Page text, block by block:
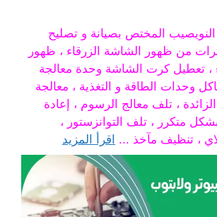
المختص بصيانة و تصليح
من ظهور الشاشة الزرقاء ، ظهور
، تعطيل كرت الشاشة وحدة معالجة
وحدات الطاقة و التغذية ، معالجة
، تلف معالج الرسوم ، إعادة
متكرر ، تلف التوانزستور ،
، تنظيف مآخذ ... اقرأ المزيد